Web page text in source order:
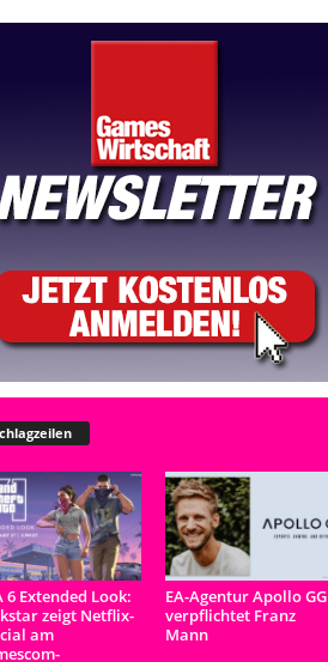
6 Extended Look:
zeigt Netflix-
am
EA-Agentur Apollo GG
verpflichtet Franz
Mann